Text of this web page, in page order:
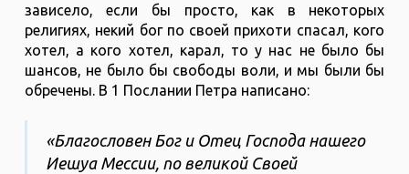
зависело, если бы просто, как в некоторых
религиях, некий бог по своей прихоти спасал, кого
хотел, а кого хотел, карал, то у нас не было бы
шансов, не было бы свободы воли, и мы были бы
обречены. В 1 Послании Петра написано:
«Благословен Бог и Отец Господа нашего
Иешуа Мессии, по великой Своей